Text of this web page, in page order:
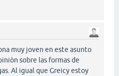
muy joven en este asunto
sobre las formas de
Al igual que Greicy estoy